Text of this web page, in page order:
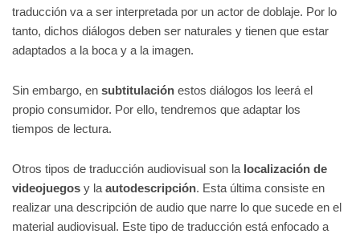
traducción va a ser interpretada por un actor de doblaje. Por lo
tanto, dichos diálogos deben ser naturales y tienen que estar
adaptados a la boca y a la imagen.
Sin embargo, en subtitulación estos diálogos los leerá el
propio consumidor. Por ello, tendremos que adaptar los
tiempos de lectura.
Otros tipos de traducción audiovisual son la localización de
videojuegos y la autodescripción. Esta última consiste en
realizar una descripción de audio que narre lo que sucede en el
material audiovisual. Este tipo de traducción está enfocado a